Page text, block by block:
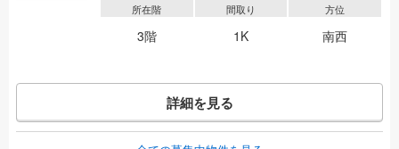
所在階
3階
間取り
1K
方位
南西
詳細を見る